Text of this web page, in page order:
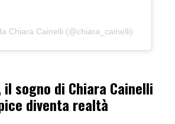
Chiara Cainelli (@chiara_cainelli)
il sogno di Chiara Cainelli
diventa realtà